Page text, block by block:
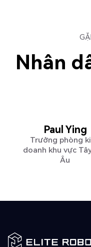
Nhân
Paul Ying
Trưởng phòng
doanh khu vực
Âu